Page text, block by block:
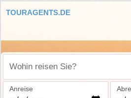
TOURAGENTS.DE
Wohin reisen Sie?
Anreise